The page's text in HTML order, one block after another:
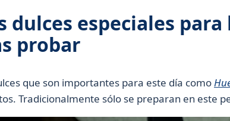
dulces especiales para
probar
que son importantes para este día como
Tradicionalmente sólo se preparan en este